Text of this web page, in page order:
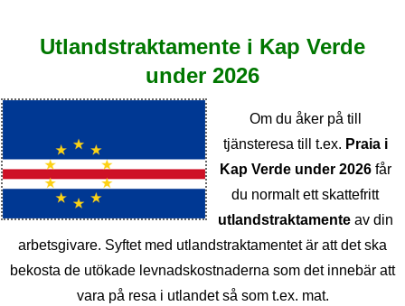
Utlandstraktamente i Kap Verde
under 2026
Om du åker på till
tjänsteresa till t.ex. Praia i
Kap Verde under 2026får
du normalt ett skattefritt
utlandstraktamenteav din
arbetsgivare. Syftet med utlandstraktamentet är att det ska
bekosta de utökade levnadskostnaderna som det innebär att
vara på resa i utlandet så som t.ex. mat.